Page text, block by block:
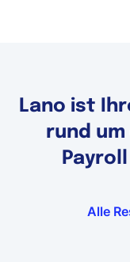
Lano ist
rund um
Alle